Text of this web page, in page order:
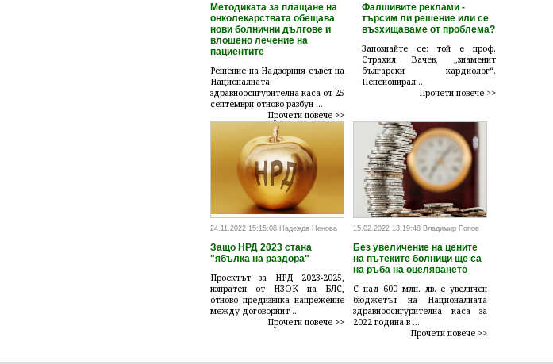
Методиката за плащане на
онколекарствата обещава
нови болнични дългове и
влошено лечение на
пациентите
Решение на Надзорния съвет на
Националната
здравноосигурителна каса от 25
септември отново разбун ...
Прочети повече >>
Фалшивите реклами -
търсим ли решение или се
възхищаваме от проблема?
Запознайте се: той е проф.
Страхил Вачев, „знаменит
български кардиолог“.
Пенсионирал ...
Прочети повече >>
24.11.2022 15:15:08 Надежда Ненова
Защо НРД 2023 стана
"ябълка на раздора"
Проектът за НРД 2023-2025,
изпратен от НЗОК на БЛС,
отново предизвика напрежение
между договорнит ...
Прочети повече >>
15.02.2022 13:19:48 Владимир Попов
Без увеличение на цените
на пътеките болници ще са
на ръба на оцеляването
С над 600 млн. лв. е увеличен
бюджетът на Националната
здравноосигурителна каса за
2022 година в ...
Прочети повече >>